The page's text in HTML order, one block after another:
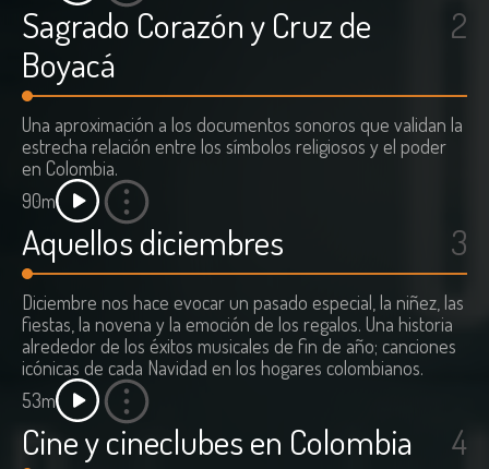
Sagrado Corazón y Cruz de
Boyacá
2
Una aproximación a los documentos sonoros que validan la
estrecha relación entre los símbolos religiosos y el poder
en Colombia.
90m
Aquellos diciembres 3
Diciembre nos hace evocar un pasado especial, la niñez, las
fiestas, la novena y la emoción de los regalos. Una historia
alrededor de los éxitos musicales de fin de año; canciones
icónicas de cada Navidad en los hogares colombianos.
53m
Cine y cineclubes en Colombia 4